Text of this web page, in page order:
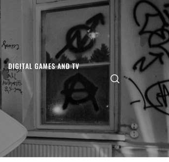
DIGITAL GAMES AND TV